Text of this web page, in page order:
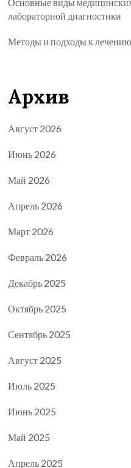
Основные виды
лабораторной диагностики
Методы и подходы к лечению
Архив
Август 2026
Июнь 2026
Май 2026
Апрель 2026
Март 2026
Февраль 2026
Декабрь 2025
Октябрь 2025
Сентябрь 2025
Август 2025
Июль 2025
Июнь 2025
Май 2025
Апрель 2025